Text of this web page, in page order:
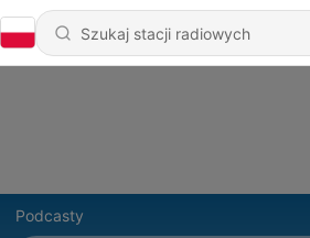
Podcasty